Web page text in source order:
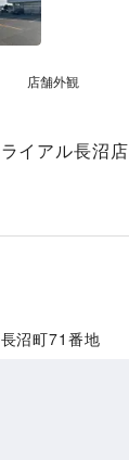
店舗外観
イアル長沼店
沼町71番地